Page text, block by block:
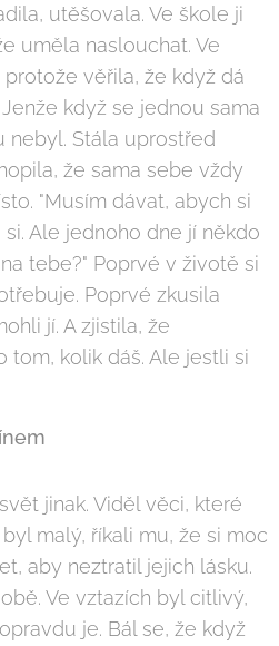
utěšovala. Ve škole ji
uměla naslouchat. Ve
věřila, že když dá
když se jednou sama
nebyl. Stála uprostřed
že sama sebe vždy
"Musím dávat, abych si
Ale jednoho dne jí někdo
tebe?" Poprvé v životě si
Poprvé zkusila
jí. A zjistila, že
tom, kolik dáš. Ale jestli si
jinak. Viděl věci, které
malý, říkali mu, že si moc
aby neztratil jejich lásku.
Ve vztazích byl citlivý,
je. Bál se, že když